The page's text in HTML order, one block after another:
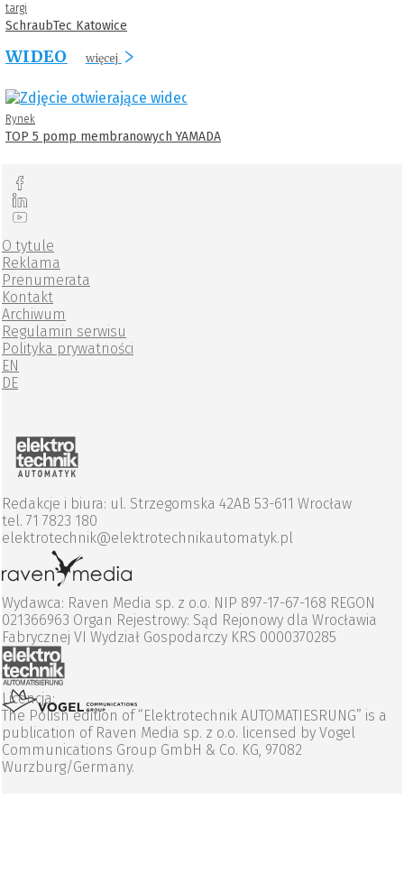
targi
SchraubTec Katowice
WIDEO więcej
Rynek
TOP 5 pomp membranowych YAMADA
O tytule
Reklama
Prenumerata
Kontakt
Archiwum
Regulamin serwisu
Polityka prywatności
EN
DE
Redakcje i biura: ul. Strzegomska 42AB 53-611 Wrocław
tel. 71 7823 180
elektrotechnik@elektrotechnikautomatyk.pl
Wydawca: Raven Media sp. z o.o. NIP 897-17-67-168 REGON
021366963 Organ Rejestrowy: Sąd Rejonowy dla Wrocławia
Fabrycznej VI Wydział Gospodarczy KRS 0000370285
Licencja:
The Polish edition of “Elektrotechnik AUTOMATIESRUNG” is a
publication of Raven Media sp. z o.o. licensed by Vogel
Communications Group GmbH & Co. KG, 97082
Wurzburg/Germany.